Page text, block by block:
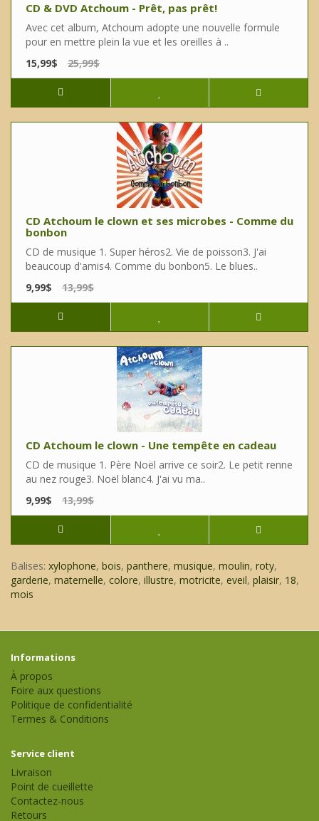
CD & DVD Atchoum - Prêt, pas prêt!
Avec cet album, Atchoum adopte une nouvelle formule
pour en mettre plein la vue et les oreilles à ..
15,99$
25,99$
CD Atchoum le clown et ses microbes - Comme du
bonbon
CD de musique 1. Super héros2. Vie de poisson3. J'ai
beaucoup d'amis4. Comme du bonbon5. Le blues..
9,99$
13,99$
CD Atchoum le clown - Une tempête en cadeau
CD de musique 1. Père Noël arrive ce soir2. Le petit renne
au nez rouge3. Noël blanc4. J'ai vu ma..
9,99$
13,99$
Balises: xylophone, bois, panthere, musique, moulin, roty,
garderie, maternelle, colore, illustre, motricite, eveil, plaisir, 18,
mois
Informations
À propos
Foire aux questions
Politique de confidentialité
Termes & Conditions
Service client
Livraison
Point de cueillette
Contactez-nous
Retours